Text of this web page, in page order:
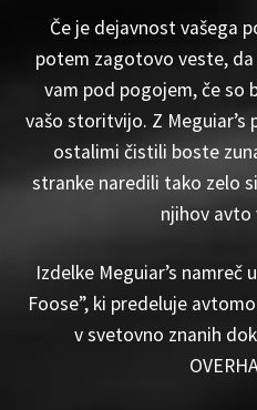
Če je dejavnost vašega
potem zagotovo veste,
vam pod pogojem, če so
vašo storitvijo. Z
ostalimi čistili boste
stranke naredili tako zelo
njihov avto
Izdelke Meguiar’s namreč
Foose”, ki predeluje
v svetovno znanih